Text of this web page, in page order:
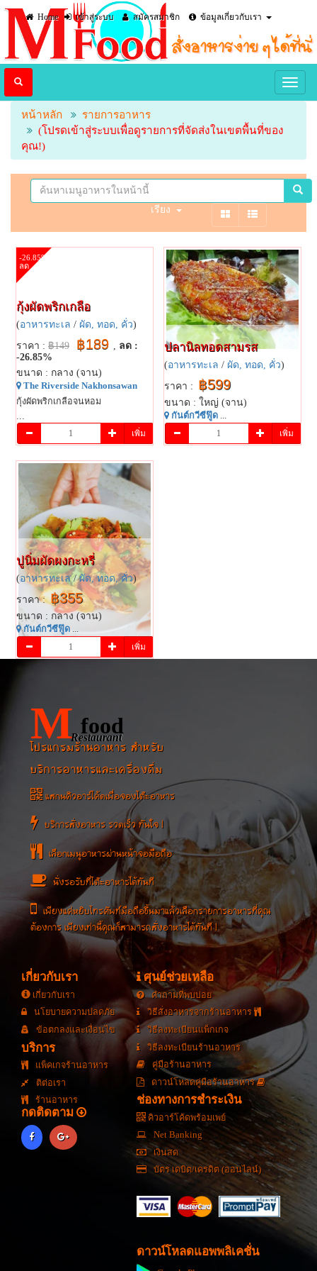
Home เข้าสู่ระบบ สมัครสมาชิก ข้อมูลเกี่ยวกับเรา
หน้าหลัก
รายการอาหาร
(โปรดเข้าสู่ระบบเพื่อดูรายการที่จัดส่งในเขตพื้นที่ของ
คุณ!)
เรียง
-26.85%
ลด
กุ้งผัดพริกเกลือ
(อาหารทะเล / ผัด, ทอด, คั่ว)
ราคา : ฿149 ฿189 , ลด :
-26.85%
ขนาด : กลาง (จาน)
The Riverside Nakhonsawan
กุ้งผัดพริกเกลือจนหอม
...
เพิ่ม
ปลานิลทอดสามรส
(อาหารทะเล / ผัด, ทอด, คั่ว)
ราคา : ฿599
ขนาด : ใหญ่ (จาน)
กันต์กวีซีฟู๊ด ...
เพิ่ม
ปูนิ่มผัดผงกะหรี่
(อาหารทะเล/ผัด, ทอด, คั่ว)
ราคา :฿355
ขนาด : กลาง (จาน)
กันต์กวีซีฟู๊ด ...
เพิ่ม
M food
Restaurant
โปรแกรมร้านอาหาร สำหรับ
บริการอาหารและเครื่องดื่ม
แสกนคิวอาร์โค้ดเพื่อจองโต๊ะอาหาร
บริการสั่งอาหาร รวดเร็ว ทันใจ !
เลือกเมนูอาหารผ่านหน้าจอมือถือ
นั่งรอรับที่โต๊ะอาหารได้ทันที
เพียงแค่หยิบโทรศัพท์มือถือขึ้นมาแล้วเลือกรายการอาหารที่คุณ
ต้องการ เพียงเท่านี้คุณก็สามารถสั่งอาหารได้ทันที !
เกี่ยวกับเรา
เกี่ยวกับเรา
นโยบายความปลดภัย
ข้อตกลงและเงื่อนไข
บริการ
แพ็คเกจร้านอาหาร
ติต่อเรา
ร้านอาหาร
กดติดตาม
ศุนย์ช่วยเหลือ
คำถามที่พบบ่อย
วิธีสั่งอาหารจากร้านอาหาร
วิธีลงทะเบียนแพ็กเกจ
วิธีลงทะเบียนร้านอาหาร
คู่มือร้านอาหาร
ดาวน์โหลดคู่มือร้านอาหาร
ช่องทางการชำระเงิน
คิวอาร์โค้ดพร้อมเพย์
Net Banking
เงินสด
บัตร เดบิต/เครดิต (ออนไลน์)
ดาวน์โหลดแอพพลิเคชั่น